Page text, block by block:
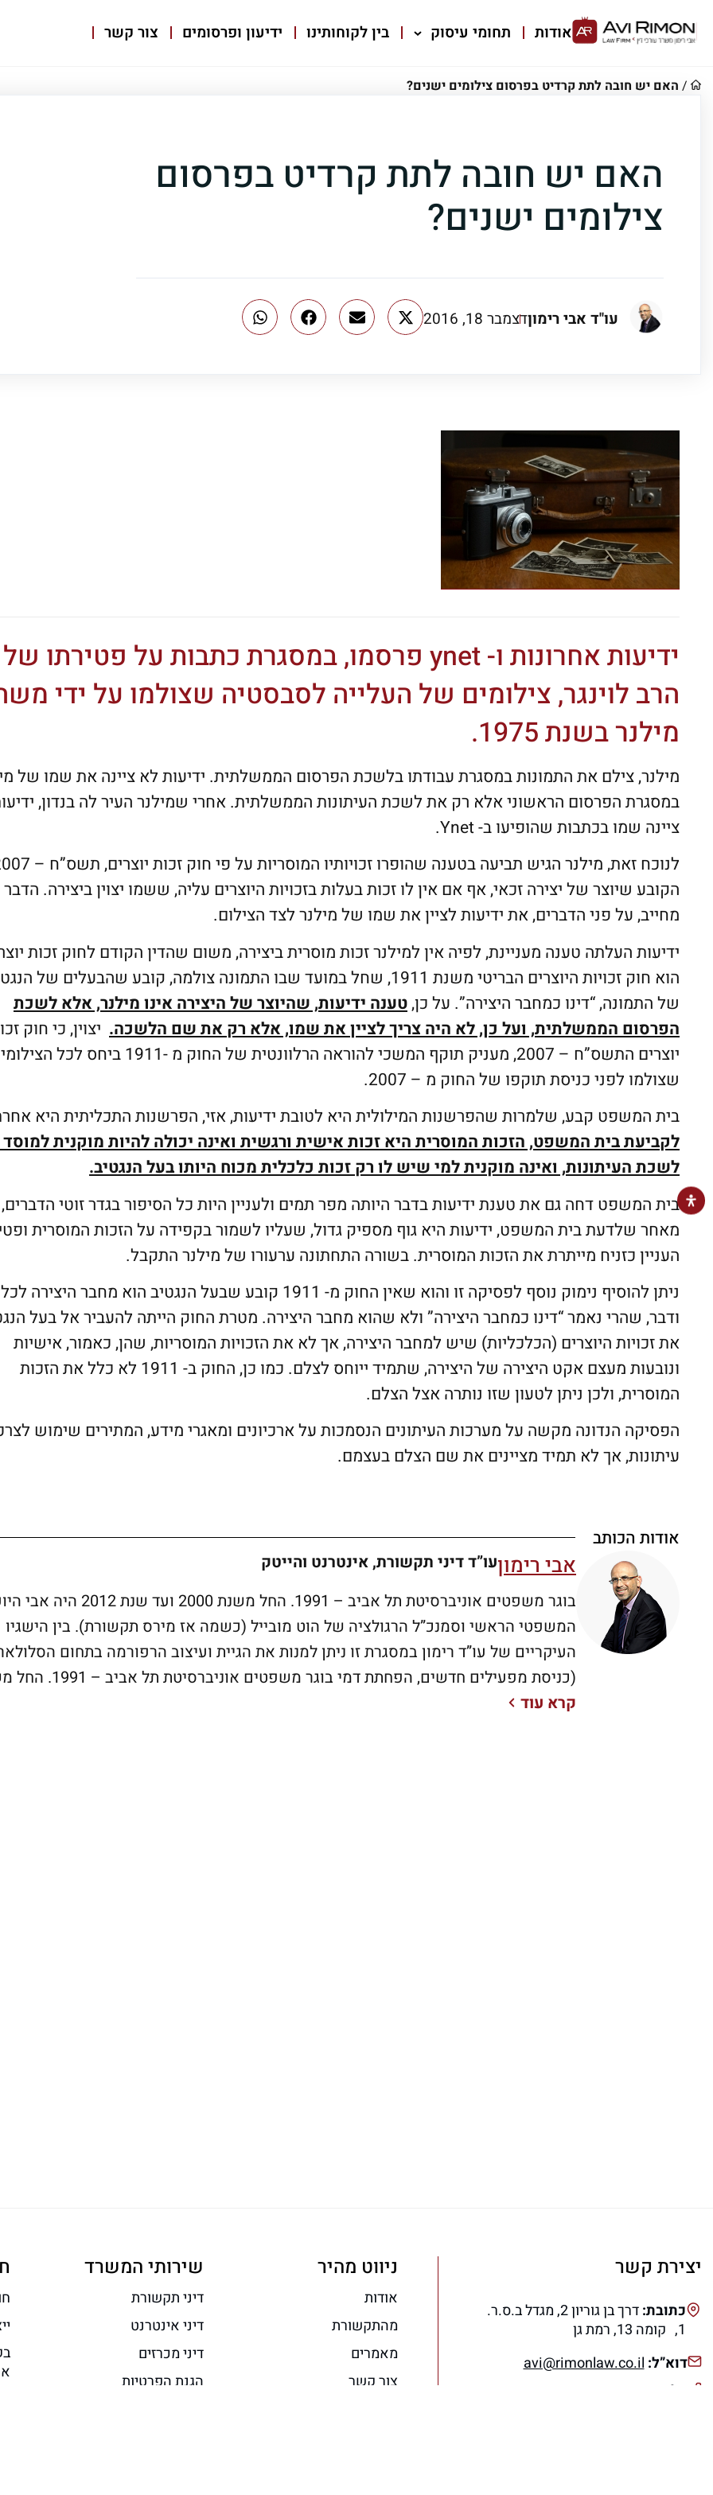
אודות תחומי עיסוק בין לקוחותינו ידיעון ופרסומים צור קשר
/ האם יש חובה לתת קרדיט בפרסום צילומים ישנים?
האם יש חובה לתת קרדיט בפרסום
צילומים ישנים?
עו"ד אבי רימוןדצמבר 18, 2016
ידיעות אחרונות ו- ynet פרסמו, במסגרת כתבות על פטירתו של
הרב לוינגר, צילומים של העלייה לסבסטיה שצולמו על ידי
מילנר בשנת 1975.
מילנר, צילם את התמונות במסגרת עבודתו בלשכת הפרסום הממשלתית. ידיעות לא ציינה את שמו של
במסגרת הפרסום הראשוני אלא רק את לשכת העיתונות הממשלתית. אחרי שמילנר העיר לה בנדון,
ציינה שמו בכתבות שהופיעו ב- Ynet.
הקובע שיוצר של יצירה זכאי, אף אם אין לו זכות בעלות בזכויות היוצרים עליה, ששמו יצוין ביצירה.
מחייב, על פני הדברים, את ידיעות לציין את שמו של מילנר לצד הצילום.
ידיעות העלתה טענה מעניינת, לפיה אין למילנר זכות מוסרית ביצירה, משום שהדין הקודם לחוק זכות
הוא חוק זכויות היוצרים הבריטי משנת 1911, שחל במועד שבו התמונה צולמה, קובע שהבעלים של
של התמונה, “דינו כמחבר היצירה”. על כן,טענה ידיעות, שהיוצר של היצירה אינו מילנר, אלא לשכת
הפרסום הממשלתית, ועל כן, לא היה צריך לציין את שמו, אלא רק את שם הלשכה. יצוין, כי חוק
יוצרים התשס”ח – 2007, מעניק תוקף המשכי להוראה הרלוונטית של החוק מ -1911 ביחס לכל
שצולמו לפני כניסת תוקפו של החוק מ – 2007.
בית המשפט קבע, שלמרות שהפרשנות המילולית היא לטובת ידיעות, אזי, הפרשנות התכליתית היא
לקביעת בית המשפט, הזכות המוסרית היא זכות אישית ורגשית ואינה יכולה להיות מוקנית
לשכת העיתונות, ואינה מוקנית למי שיש לו רק זכות כלכלית מכוח היותו בעל הנגטיב.
בית המשפט דחה גם את טענת ידיעות בדבר היותה מפר תמים ולעניין היות כל הסיפור בגדר זוטי הדברים,
מאחר שלדעת בית המשפט, ידיעות היא גוף מספיק גדול, שעליו לשמור בקפידה על הזכות המוסרית
העניין כזניח מייתרת את הזכות המוסרית. בשורה התחתונה ערעורו של מילנר התקבל.
ניתן להוסיף נימוק נוסף לפסיקה זו והוא שאין החוק מ- 1911 קובע שבעל הנגטיב הוא מחבר
ודבר, שהרי נאמר “דינו כמחבר היצירה” ולא שהוא מחבר היצירה. מטרת החוק הייתה להעביר אל בעל
את זכויות היוצרים (הכלכליות) שיש למחבר היצירה, אך לא את הזכויות המוסריות, שהן, כאמור, אישיות
ונובעות מעצם אקט היצירה של היצירה, שתמיד ייוחס לצלם. כמו כן, החוק ב- 1911 לא כלל את הזכות
המוסרית, ולכן ניתן לטעון שזו נותרה אצל הצלם.
הפסיקה הנדונה מקשה על מערכות העיתונים הנסמכות על ארכיונים ומאגרי מידע, המתירים שימוש
עיתונות, אך לא תמיד מציינים את שם הצלם בעצמם.
אודות הכותב
אבי רימוןעו”ד דיני תקשורת, אינטרנט והייטק
בוגר משפטים אוניברסיטת תל אביב – 1991. החל משנת 2000 ועד שנת
המשפטי הראשי וסמנכ”ל הרגולציה של הוט מובייל (כשמה אז מירס תקשורת). בין הישגיו
העיקריים של עו”ד רימון במסגרת זו ניתן למנות את הגיית ועיצוב הרפורמה בתחום
(כניסת מפעילים חדשים, הפחתת דמי בוגר משפטים
קרא עוד
יצירת קשר
כתובת:
דרך בן גוריון 2, מגדל ב.ס.ר.
1, קומה 13, רמת גן
דוא”ל:avi@rimonlaw.co.il
טלפון:
ניווט מהיר
אודות
מהתקשורת
מאמרים
צור קשר
שירותי המשרד
דיני תקשורת
דיני אינטרנט
דיני מכרזים
הגנת הפרטיות